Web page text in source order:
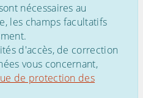
nécessaires au
les champs facultatifs
d'accès, de correction
vous concernant,
de protection des